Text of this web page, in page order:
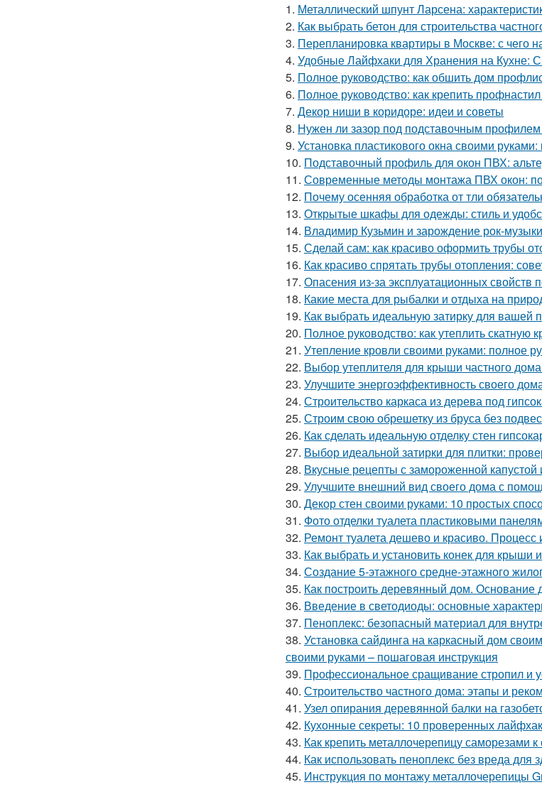
1. Металлический шпунт Ларсена:
2. Как выбрать бетон для строительства
3. Перепланировка квартиры в Москве: с чего
4. Удобные Лайфхаки для Хранения на Кухне:
5. Полное руководство: как обшить дом
6. Полное руководство: как крепить
7. Декор ниши в коридоре: идеи и советы
8. Нужен ли зазор под подставочным профилем
9. Установка пластикового окна своими
10. Подставочный профиль для окон ПВХ:
11. Современные методы монтажа ПВХ окон:
12. Почему осенняя обработка от тли
13. Открытые шкафы для одежды: стиль и
14. Владимир Кузьмин и зарождение рок-
15. Сделай сам: как красиво оформить трубы
16. Как красиво спрятать трубы отопления:
17. Опасения из-за эксплуатационных свойств
18. Какие места для рыбалки и отдыха на
19. Как выбрать идеальную затирку для вашей
20. Полное руководство: как утеплить скатную
21. Утепление кровли своими руками: полное
22. Выбор утеплителя для крыши частного
23. Улучшите энергоэффективность своего
24. Строительство каркаса из дерева под
25. Строим свою обрешетку из бруса без
26. Как сделать идеальную отделку стен
27. Выбор идеальной затирки для плитки:
28. Вкусные рецепты с замороженной капустой
29. Улучшите внешний вид своего дома с
30. Декор стен своими руками: 10 простых
31. Фото отделки туалета пластиковыми
32. Ремонт туалета дешево и красиво.
33. Как выбрать и установить конек для крыши
34. Создание 5-этажного средне-этажного
35. Как построить деревянный дом. Основание
36. Введение в светодиоды: основные
37. Пеноплекс: безопасный материал для
38. Установка сайдинга на каркасный дом
своими руками – пошаговая инструкция
39. Профессиональное сращивание стропил и
40. Строительство частного дома: этапы и
41. Узел опирания деревянной балки на
42. Кухонные секреты: 10 проверенных
43. Как крепить металлочерепицу саморезами
44. Как использовать пеноплекс без вреда
45. Инструкция по монтажу металлочерепицы